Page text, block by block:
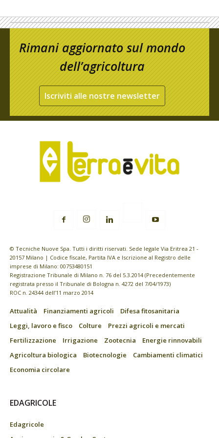
Rimani aggiornato sul mondo
dell’agricoltura
Iscriviti alle nostre newsletter
© Tecniche Nuove Spa. Tutti i diritti riservati. Sede legale Via Eritrea 21 -
20157 Milano | Codice fiscale, Partita IVA e Iscrizione al Registro delle
imprese di Milano: 00753480151
Registrazione Tribunale di Milano n. 76 del 5.3.2014 (Precedentemente
registrata presso il Tribunale di Bologna n. 4272 del 7/04/1973)
ROC n. 24344 dell’11 marzo 2014
Attualità Finanziamenti agricoli
Difesa fitosanitaria
Leggi, lavoro e fisco
Colture
Prezzi agricoli e mercati
Fertilizzazione
Irrigazione Zootecnia
Energie rinnovabili
Agricoltura biologica
Biotecnologie
Cambiamenti climatici
Economia circolare
EDAGRICOLE
Edagricole